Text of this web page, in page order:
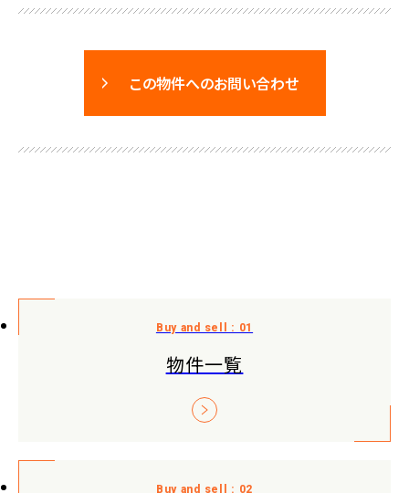
この物件へのお問い合わせ
物件一覧